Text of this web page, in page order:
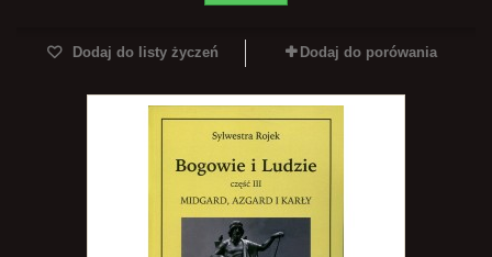
Dodaj do listy życzeń Dodaj do porówania